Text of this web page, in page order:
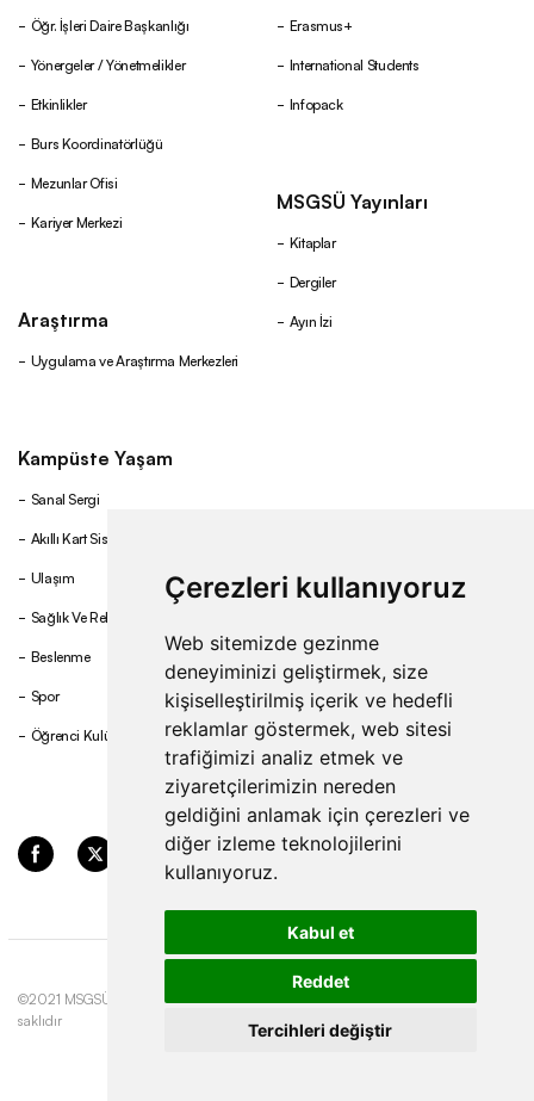
Çerezleri kullanıyoruz
Web sitemizde gezinme
deneyiminizi geliştirmek, size
kişiselleştirilmiş içerik ve hedefli
reklamlar göstermek, web sitesi
trafiğimizi analiz etmek ve
ziyaretçilerimizin nereden
geldiğini anlamak için çerezleri ve
diğer izleme teknolojilerini
kullanıyoruz.
Kabul et
Reddet
Tercihleri değiştir
Öğr. İşleri Daire Başkanlığı
Yönergeler / Yönetmelikler
Etkinlikler
Burs Koordinatörlüğü
Mezunlar Ofisi
Kariyer Merkezi
Araştırma
Uygulama ve Araştırma Merkezleri
Erasmus+
International Students
Infopack
MSGSÜ Yayınları
Kitaplar
Dergiler
Ayın İzi
Kampüste Yaşam
Sanal Sergi
Akıllı Kart Sistemi
Ulaşım
Sağlık Ve Rehberlik
Beslenme
Spor
Öğrenci Kulüpleri
©2021 MSGSÜ. Tüm hakları
saklıdır
Politikası
preferences